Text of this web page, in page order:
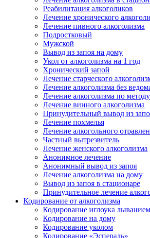
Реабилитация алкоголиков
Лечение хронического
Лечение пивного алкоголизма
Подростковый
Мужской
Вывод из запоя на дому
Укол от алкоголизма на 1 год
Хронический запой
Лечение старческого
Лечение алкоголизма без
Лечение алкоголизма по
Лечение винного алкоголизма
Принудительный вывод из
Лечение похмелья
Лечение алкогольного
Частный вытрезвитель
Лечение женского алкоголизма
Анонимное лечение
Анонимный вывод из запоя
Лечение алкоголизма на дому
Вывод из запоя в стационаре
Принудительное лечение
Кодирование от алкоголизма
Кодирование иглоука лыванием
Кодирование на дому
Кодирование уколом
Кодирование «Эспераль»